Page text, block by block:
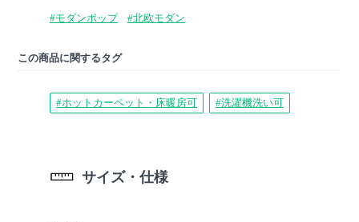
#モダンポップ #北欧モダン
この商品に関するタグ
#ホットカーペット・床暖房可 #洗濯機洗い可
サイズ・仕様